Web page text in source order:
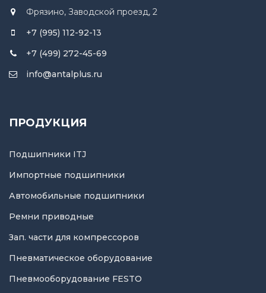
Фрязино, Заводской проезд, 2
+7 (995) 112-92-13
+7 (499) 272-45-69
info@antalplus.ru
ПРОДУКЦИЯ
Подшипники ITJ
Импортные подшипники
Автомобильные подшипники
Ремни приводные
Зап. части для компрессоров
Пневматическое оборудование
Пневмооборудование FESTO